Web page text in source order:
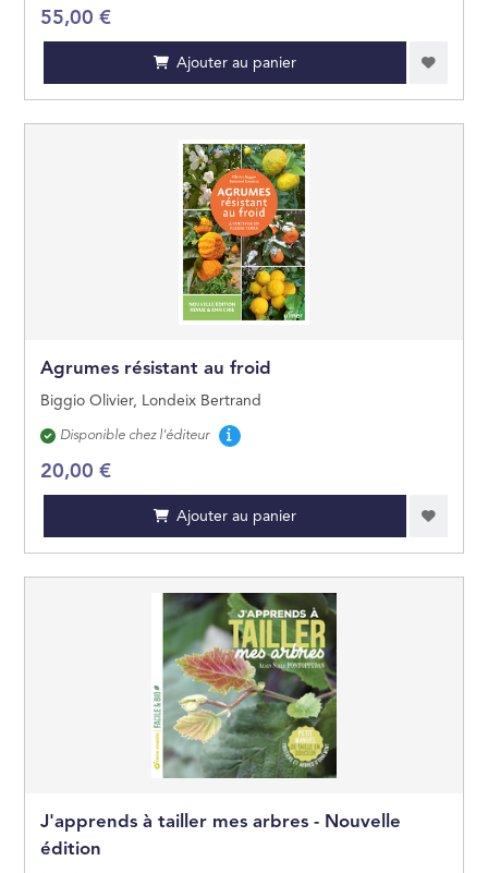
55,00 €
Ajouter au panier
Agrumes résistant au froid
Biggio Olivier, Londeix Bertrand
Disponibilité
Disponible chez l'éditeur
20,00 €
Ajouter au panier
J'apprends à tailler mes arbres - Nouvelle
édition